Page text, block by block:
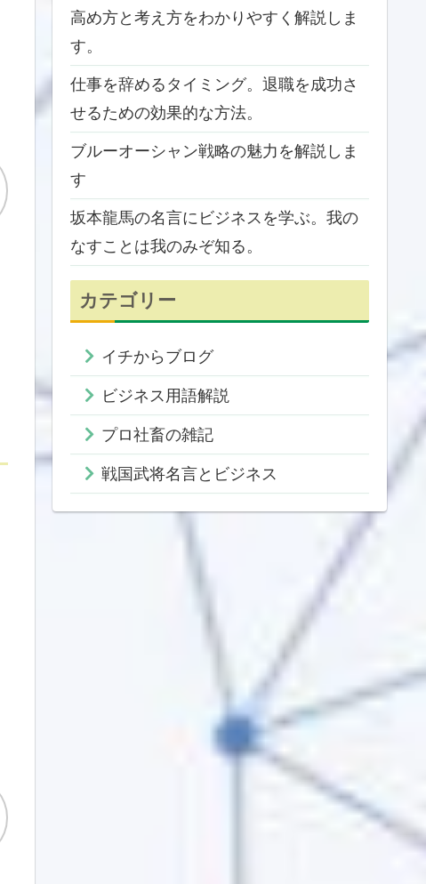
高め方と考え方をわかりやすく解説しま
す。
仕事を辞めるタイミング。退職を成功さ
せるための効果的な方法。
ブルーオーシャン戦略の魅力を解説しま
す
坂本龍馬の名言にビジネスを学ぶ。我の
なすことは我のみぞ知る。
カテゴリー
イチからブログ
ビジネス用語解説
プロ社畜の雑記
戦国武将名言とビジネス